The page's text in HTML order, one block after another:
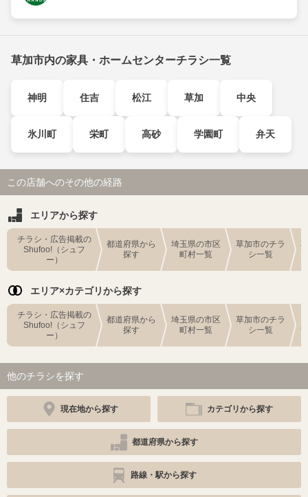
草加市内の家具・ホームセンターチラシ一覧
神明 住吉 松江 草加 中央
氷川町 栄町 高砂 学園町 弁天
この店舗へのその他の経路
エリアから探す
チラシ・広告掲載の
Shufoo!（シュフ
ー）
都道府県から
探す
埼玉県の市区
町村一覧
草加市のチラ
シ一覧
エリア×カテゴリから探す
チラシ・広告掲載の
Shufoo!（シュフ
ー）
都道府県から
探す
埼玉県の市区
町村一覧
草加市のチラ
シ一覧
他のチラシを探す
現在地から探す カテゴリから探す
都道府県から探す
路線・駅から探す